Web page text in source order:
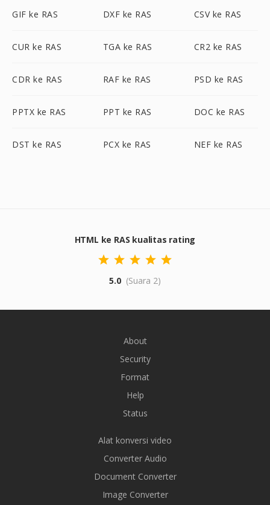
GIF ke RAS DXF ke RAS CSV ke RAS
CUR ke RAS TGA ke RAS CR2 ke RAS
CDR ke RAS RAF ke RAS PSD ke RAS
PPTX ke RAS PPT ke RAS DOC ke RAS
DST ke RAS PCX ke RAS NEF ke RAS
HTML ke RAS kualitas rating
5.0 (Suara 2)
About
Security
Format
Help
Status
Alat konversi video
Converter Audio
Document Converter
Image Converter